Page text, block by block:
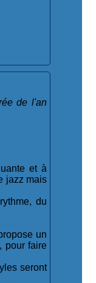
de l'an
et à
jazz mais
du
un
pour faire
seront